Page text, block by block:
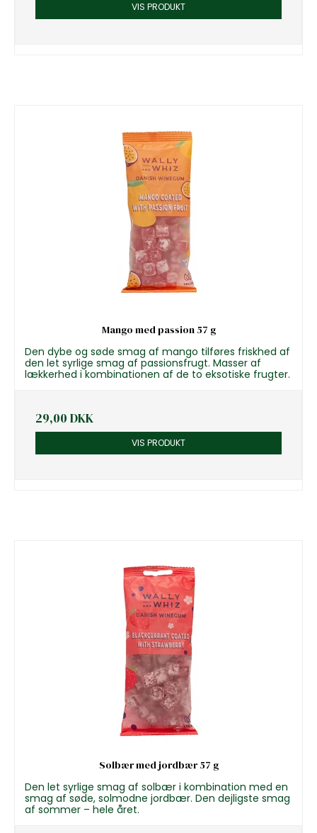
VIS PRODUKT
Mango med passion 57 g
Den dybe og søde smag af mango tilføres friskhed af
den let syrlige smag af passionsfrugt. Masser af
lækkerhed i kombinationen af de to eksotiske frugter.
29,00 DKK
VIS PRODUKT
Solbær med jordbær 57 g
Den let syrlige smag af solbær i kombination med en
smag af søde, solmodne jordbær. Den dejligste smag
af sommer – hele året.